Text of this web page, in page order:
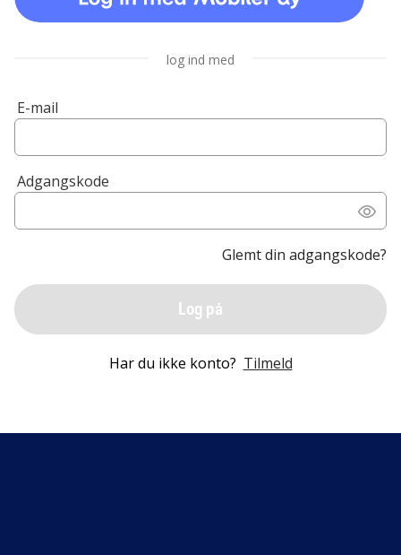
log ind med
E-mail
Adgangskode
Glemt din adgangskode?
Log på
Har du ikke konto? Tilmeld